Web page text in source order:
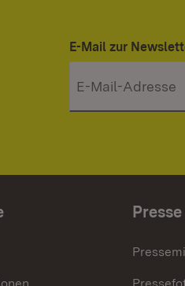
E-Mail zur
Presse